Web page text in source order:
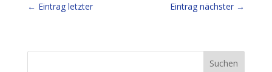
← Eintrag letzter Eintrag nächster →